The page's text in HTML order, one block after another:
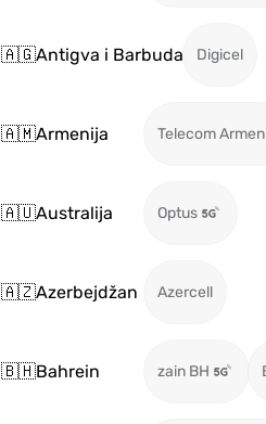
🇦🇬Antigva i Barbuda Digicel
🇦🇲Armenija Telecom
🇦🇺Australija Optus
🇦🇿Azerbejdžan Azercell
🇧🇭Bahrein zain BH